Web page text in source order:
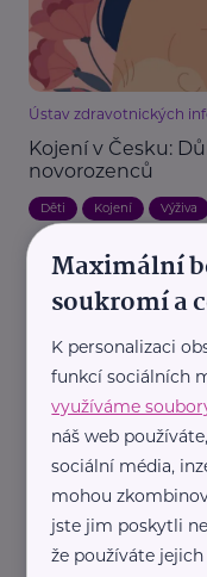
Ústav zdravotnických
Kojení v Česku:
novorozenců
Děti Kojení Výživa
Reklama
Marcela Sekerková -
Jak se vyrovnat s
pro maminky
Zdraví
Maximální
soukromí a
K personalizaci
funkcí sociálních
využíváme
náš web
sociální média,
mohou
jste jim poskytli
že používáte jejich